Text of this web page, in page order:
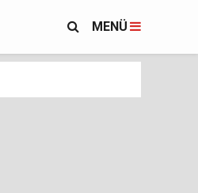
MENÜ